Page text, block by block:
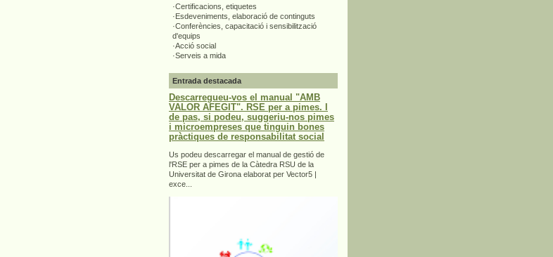
·Certificacions, etiquetes
·Esdeveniments, elaboració de continguts
·Conferències, capacitació i sensibilització
d'equips
·Acció social
·Serveis a mida
Entrada destacada
Descarregueu-vos el manual "AMB
VALOR AFEGIT". RSE per a pimes. I
de pas, si podeu, suggeriu-nos pimes
i microempreses que tinguin bones
pràctiques de responsabilitat social
Us podeu descarregar el manual de gestió de
l'RSE per a pimes de la Càtedra RSU de la
Universitat de Girona elaborat per Vector5 |
exce...